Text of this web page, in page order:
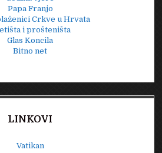
Papa Franjo
Crkve u Hrvata
i prošteništa
Glas Koncila
Bitno net
LINKOVI
Vatikan